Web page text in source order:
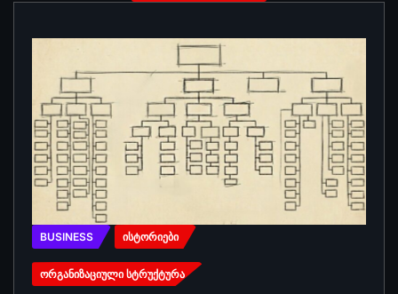
BUSINESS ᲘᲡᲢᲝᲠᲘᲔᲑᲘ
ᲝᲠᲒᲐᲜᲘᲖᲐᲪᲘᲣᲚᲘ ᲡᲢᲠᲣᲥᲢᲣᲠᲐ